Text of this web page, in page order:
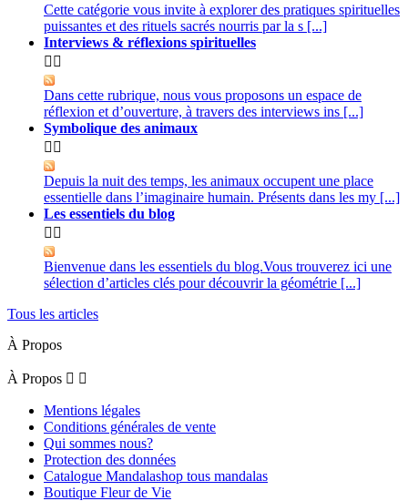
Cette catégorie vous invite à explorer des pratiques spirituelles
puissantes et des rituels sacrés nourris par la s [...]
Interviews & réflexions spirituelles
 
Dans cette rubrique, nous vous proposons un espace de
réflexion et d’ouverture, à travers des interviews ins [...]
Symbolique des animaux
 
Depuis la nuit des temps, les animaux occupent une place
essentielle dans l’imaginaire humain. Présents dans les my [...]
Les essentiels du blog
 
Bienvenue dans les essentiels du blog.Vous trouverez ici une
sélection d’articles clés pour découvrir la géométrie [...]
Tous les articles
À Propos
À Propos  
Mentions légales
Conditions générales de vente
Qui sommes nous?
Protection des données
Catalogue Mandalashop tous mandalas
Boutique Fleur de Vie